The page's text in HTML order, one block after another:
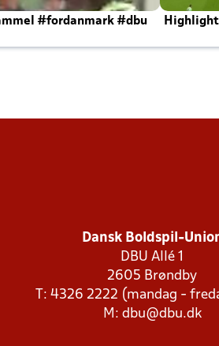
#fordanmark #dbu
Dansk Boldspil-
DBU Allé 1
2605 Brøndby
T: 4326 2222 (mandag -
M: dbu@dbu.dk